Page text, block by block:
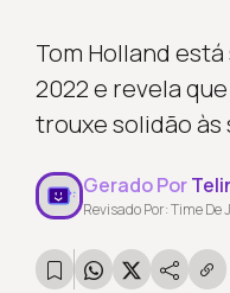
Tom Holland
2022 e revela
trouxe solidão às
Gerado Por
Revisado Por: Time